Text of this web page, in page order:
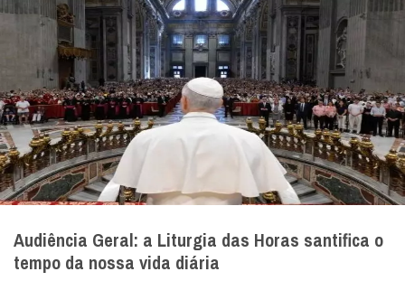
Audiência Geral: a Liturgia das Horas santifica o
tempo da nossa vida diária